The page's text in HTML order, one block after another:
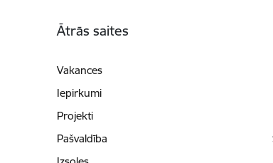
Ātrās saites
Vakances
Iepirkumi
Projekti
Pašvaldība